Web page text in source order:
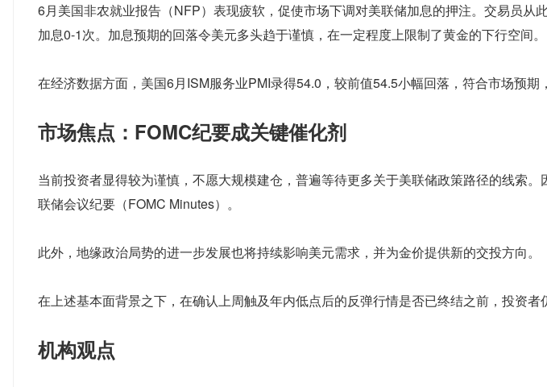
6月美国非农就业报告（NFP）表现疲软，促使市场下调对美联储加息的押注。交易员从
加息0-1次。加息预期的回落令美元多头趋于谨慎，在一定程度上限制了黄金的下行空间。
在经济数据方面，美国6月ISM服务业PMI录得54.0，较前值54.5小幅回落，符合市场预期
市场焦点：FOMC纪要成关键催化剂
当前投资者显得较为谨慎，不愿大规模建仓，普遍等待更多关于美联储政策路径的线索
联储会议纪要（FOMC Minutes）。
此外，地缘政治局势的进一步发展也将持续影响美元需求，并为金价提供新的交投方向。
在上述基本面背景之下，在确认上周触及年内低点后的反弹行情是否已终结之前，投资者
机构观点